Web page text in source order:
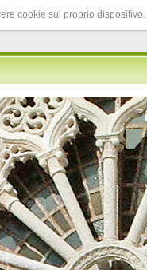
cookie sul proprio dispositivo.